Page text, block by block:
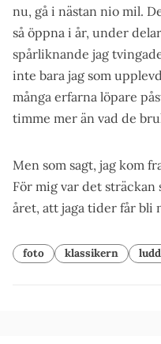
nu, gå i nästan nio mil.
så öppna i år, under
spårliknande jag
inte bara jag som
många erfarna löpare
timme mer än vad de
Men som sagt, jag kom
För mig var det
året, att jaga tider får bli
foto klassikern